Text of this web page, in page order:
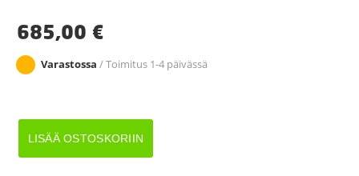
685,00 €
Varastossa / Toimitus 1-4 päivässä
TYÖNTÖJARRU
BPW
LISÄÄ OSTOSKORIIN